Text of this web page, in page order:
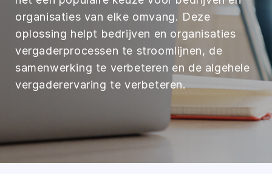
organisaties van elke omvang. Deze
oplossing helpt bedrijven en organisaties
vergaderprocessen te stroomlijnen, de
samenwerking te verbeteren en de algehele
vergaderervaring te verbeteren.